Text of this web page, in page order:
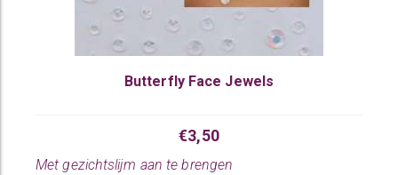
Butterfly Face Jewels
€3,50
Met gezichtslijm aan te brengen